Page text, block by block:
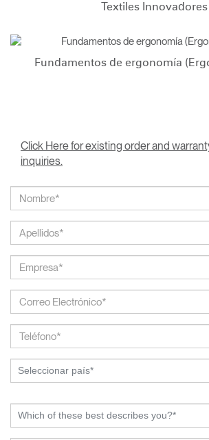
Textiles Innovadores
Fundamentos de ergonomía
Click Here for existing order and
inquiries.
Seleccionar país*
Which of these best describes you?*